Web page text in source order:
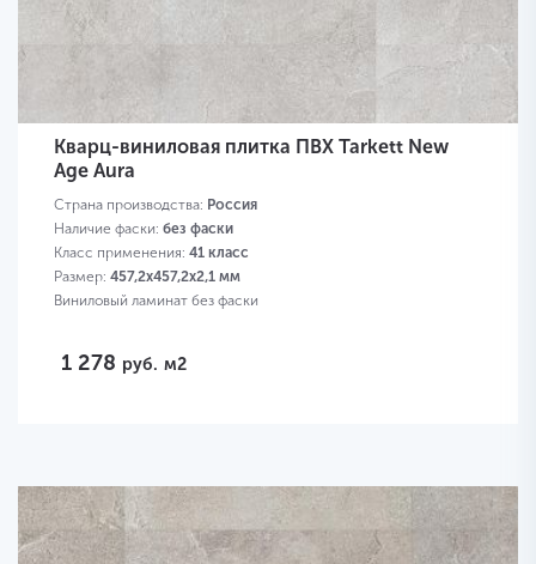
Кварц-виниловая плитка ПВХ Tarkett New
Age Aura
Страна производства: Россия
Наличие фаски: без фаски
Класс применения: 41 класс
Размер: 457,2х457,2х2,1 мм
Виниловый ламинат без фаски
1 278 руб. м2